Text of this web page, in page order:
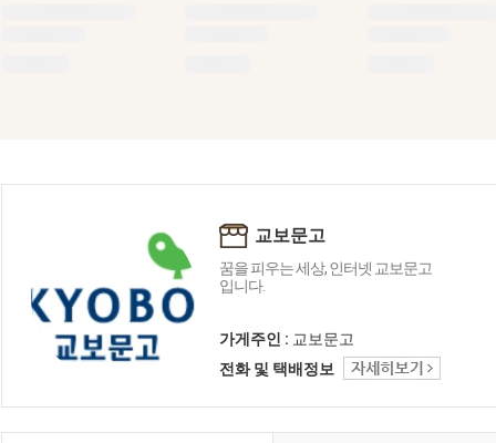
교보문고
꿈을 피우는 세상, 인터넷 교보문고
입니다.
가게주인 : 교보문고
전화 및 택배정보